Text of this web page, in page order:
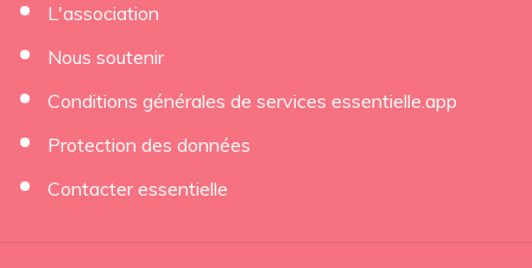
L'association
Nous soutenir
Conditions générales de services essentielle.app
Protection des données
Contacter essentielle